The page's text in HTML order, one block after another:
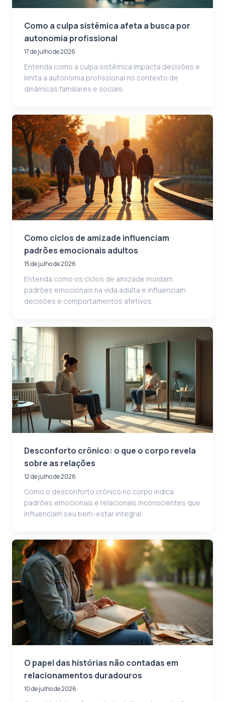
Como a culpa sistêmica afeta a busca por
autonomia profissional
17 de julho de 2026
Entenda como a culpa sistêmica impacta decisões e
limita a autonomia profissional no contexto de
dinâmicas familiares e sociais.
Como ciclos de amizade influenciam
padrões emocionais adultos
15 de julho de 2026
Entenda como os ciclos de amizade moldam
padrões emocionais na vida adulta e influenciam
decisões e comportamentos afetivos.
Desconforto crônico: o que o corpo revela
sobre as relações
12 de julho de 2026
Como o desconforto crônico no corpo indica
padrões emocionais e relacionais inconscientes que
influenciam seu bem-estar integral.
O papel das histórias não contadas em
relacionamentos duradouros
10 de julho de 2026